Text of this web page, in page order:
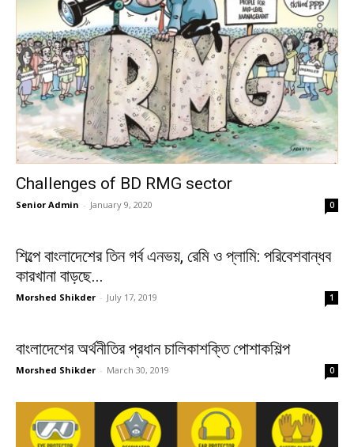
Challenges of BD RMG sector
Senior Admin - January 9, 2020 0
শিল্পে বাংলাদেশের তিন গর্ব এনভয়, রেমি ও প্লামি: পরিবেশবান্ধব
কারখানা বাড়ছে...
Morshed Shikder - July 17, 2019 1
বাংলাদেশের অর্থনীতির প্রধান চালিকাশক্তি পোশাকশিল্প
Morshed Shikder - March 30, 2019 0